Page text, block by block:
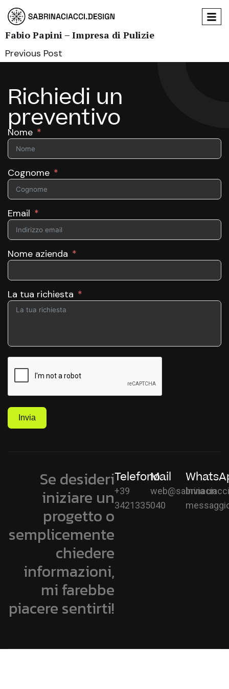
Fabio Papini – Impresa di Pulizie
Previous Post
Richiedi un
preventivo
Nome
Cognome
Email
Nome azienda
La tua richiesta
Invia
Se desideri
iniziare un
progetto o
semplicemente
chiedere
informazioni,
mi farebbe
piacere sentirti!
Telefono
+39
3421335040
Mail
Invia un